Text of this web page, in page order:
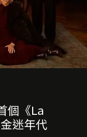
個《La
迷年代